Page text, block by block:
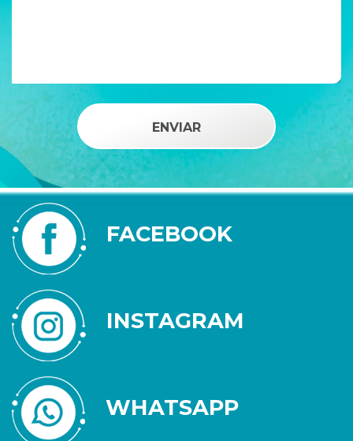
FACEBOOK
INSTAGRAM
WHATSAPP